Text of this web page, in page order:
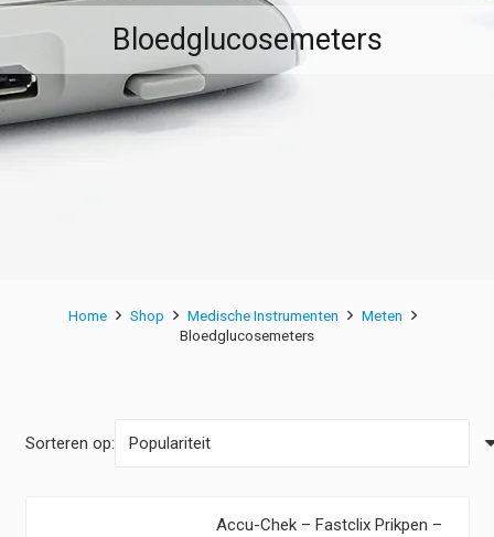
Bloedglucosemeters
Home Shop Medische Instrumenten
Meten
Bloedglucosemeters
Sorteren op:
Accu-Chek – Fastclix Prikpen –